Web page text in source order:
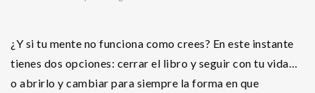
¿Y si tu mente no funciona como crees? En este instante
tienes dos opciones: cerrar el libro y seguir con tu vida…
o abrirlo y cambiar para siempre la forma en que